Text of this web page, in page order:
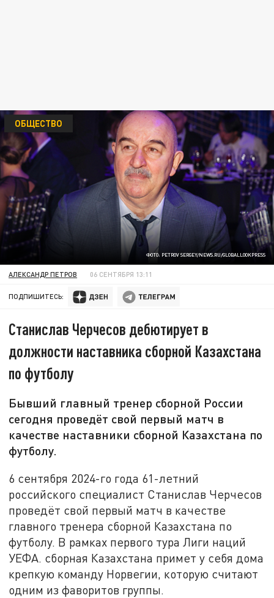
ФОТО: PETROV SERGEY/NEWS.RU/GLOBALLOOKPRESS
ОБЩЕСТВО
АЛЕКСАНДР ПЕТРОВ 06 СЕНТЯБРЯ 13:11
ПОДПИШИТЕСЬ:
Станислав Черчесов дебютирует в
должности наставника сборной Казахстана
по футболу
Бывший главный тренер сборной России
сегодня проведёт свой первый матч в
качестве наставники сборной Казахстана по
футболу.
6 сентября 2024-го года 61-летний
российского специалист Станислав Черчесов
проведёт свой первый матч в качестве
главного тренера сборной Казахстана по
футболу. В рамках первого тура Лиги наций
УЕФА. сборная Казахстана примет у себя дома
крепкую команду Норвегии, которую считают
одним из фаворитов группы.